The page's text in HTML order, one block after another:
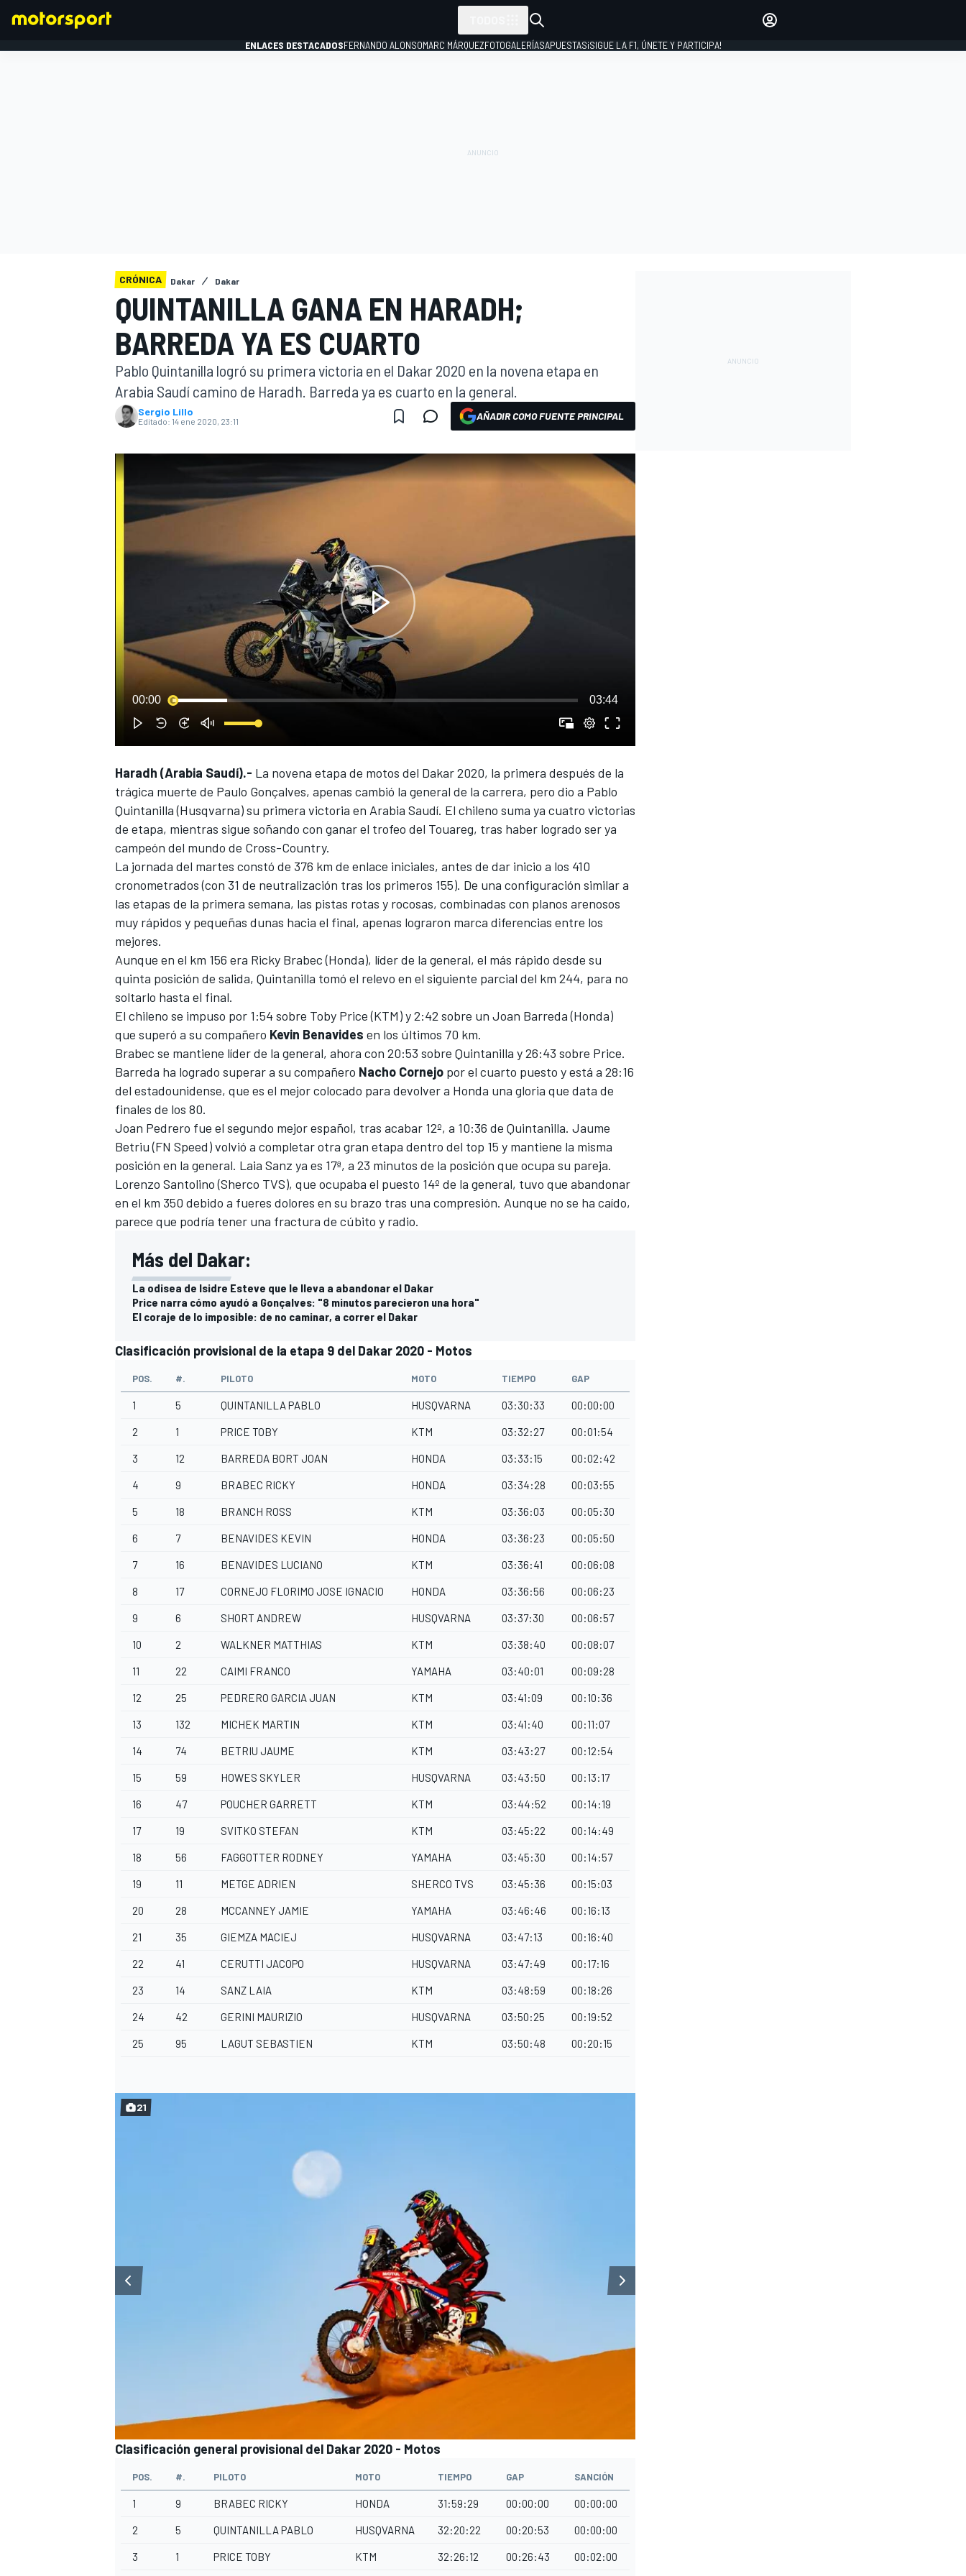
FÓRMULA E
ENLACES DESTACADOSFERNANDO ALONSOMARC MÁRQUEZFOTOGALERÍASAPUESTAS¡SIGUE LA F1, ÚNETE Y PARTICIPA!
CRÓNICA Dakar Dakar
QUINTANILLA GANA EN HARADH;
BARREDA YA ES CUARTO
Pablo Quintanilla logró su primera victoria en el Dakar 2020 en la novena etapa en
Arabia Saudí camino de Haradh. Barreda ya es cuarto en la general.
Sergio Lillo
Editado: 14 ene 2020, 23:11 AÑADIR COMO FUENTE PRINCIPAL
00:00 03:44
Haradh (Arabia Saudí).- La novena etapa de motos del Dakar2020, la primera después de la
trágica muerte de Paulo Gonçalves, apenas cambió la general de la carrera, pero dio a Pablo
Quintanilla(Husqvarna) su primera victoria en Arabia Saudí. El chileno suma ya cuatro victorias
de etapa, mientras sigue soñando con ganar el trofeo del Touareg, tras haber logrado ser ya
campeón del mundo de Cross-Country.
La jornada del martes constó de 376 km de enlace iniciales, antes de dar inicio a los 410
cronometrados (con 31 de neutralización tras los primeros 155). De una configuración similar a
las etapas de la primera semana, las pistas rotas y rocosas, combinadas con planos arenosos
muy rápidos y pequeñas dunas hacia el final, apenas lograron marca diferencias entre los
mejores.
Aunque en el km 156 era Ricky Brabec(Honda), líder de la general, el más rápido desde su
quinta posición de salida, Quintanilla tomó el relevo en el siguiente parcial del km 244, para no
soltarlo hasta el final.
El chileno se impuso por 1:54 sobre Toby Price (KTM) y 2:42 sobre un Joan Barreda(Honda)
que superó a su compañero Kevin Benavides en los últimos 70 km.
Brabec se mantiene líder de la general, ahora con 20:53 sobre Quintanilla y 26:43 sobre Price.
Barreda ha logrado superar a su compañero Nacho Cornejo por el cuarto puesto y está a 28:16
del estadounidense, que es el mejor colocado para devolver a Honda una gloria que data de
finales de los 80.
Joan Pedrero fue el segundo mejor español, tras acabar 12º, a 10:36 de Quintanilla. Jaume
Betriu (FN Speed) volvió a completar otra gran etapa dentro del top 15 y mantiene la misma
posición en la general. Laia Sanz ya es 17ª, a 23 minutos de la posición que ocupa su pareja.
Lorenzo Santolino(Sherco TVS), que ocupaba el puesto 14º de la general, tuvo que abandonar
en el km 350 debido a fueres dolores en su brazo tras una compresión. Aunque no se ha caído,
parece que podría tener una fractura de cúbito y radio.
Más del Dakar:
La odisea de Isidre Esteve que le lleva a abandonar el Dakar
Price narra cómo ayudó a Gonçalves: "8 minutos parecieron una hora"
El coraje de lo imposible: de no caminar, a correr el Dakar
Clasificación provisional de la etapa 9 del Dakar 2020 - Motos
POS. #. PILOTO MOTO TIEMPO GAP
1 5 QUINTANILLA PABLO HUSQVARNA 03:30:33 00:00:00
2 1 PRICE TOBY KTM 03:32:27 00:01:54
3 12 BARREDA BORT JOAN HONDA 03:33:15 00:02:42
4 9 BRABEC RICKY HONDA 03:34:28 00:03:55
5 18 BRANCH ROSS KTM 03:36:03 00:05:30
6 7 BENAVIDES KEVIN HONDA 03:36:23 00:05:50
7 16 BENAVIDES LUCIANO KTM 03:36:41 00:06:08
8 17 CORNEJO FLORIMO JOSE IGNACIO HONDA 03:36:56 00:06:23
9 6 SHORT ANDREW HUSQVARNA 03:37:30 00:06:57
10 2 WALKNER MATTHIAS KTM 03:38:40 00:08:07
11 22 CAIMI FRANCO YAMAHA 03:40:01 00:09:28
12 25 PEDRERO GARCIA JUAN KTM 03:41:09 00:10:36
13 132 MICHEK MARTIN KTM 03:41:40 00:11:07
14 74 BETRIU JAUME KTM 03:43:27 00:12:54
15 59 HOWES SKYLER HUSQVARNA 03:43:50 00:13:17
16 47 POUCHER GARRETT KTM 03:44:52 00:14:19
17 19 SVITKO STEFAN KTM 03:45:22 00:14:49
18 56 FAGGOTTER RODNEY YAMAHA 03:45:30 00:14:57
19 11 METGE ADRIEN SHERCO TVS 03:45:36 00:15:03
20 28 MCCANNEY JAMIE YAMAHA 03:46:46 00:16:13
21 35 GIEMZA MACIEJ HUSQVARNA 03:47:13 00:16:40
22 41 CERUTTI JACOPO HUSQVARNA 03:47:49 00:17:16
23 14 SANZ LAIA KTM 03:48:59 00:18:26
24 42 GERINI MAURIZIO HUSQVARNA 03:50:25 00:19:52
25 95 LAGUT SEBASTIEN KTM 03:50:48 00:20:15
21
Clasificación general provisional del Dakar 2020 - Motos
POS. #. PILOTO MOTO TIEMPO GAP SANCIÓN
1 9 BRABEC RICKY HONDA 31:59:29 00:00:00 00:00:00
2 5 QUINTANILLA PABLO HUSQVARNA 32:20:22 00:20:53 00:00:00
3 1 PRICE TOBY KTM 32:26:12 00:26:43 00:02:00